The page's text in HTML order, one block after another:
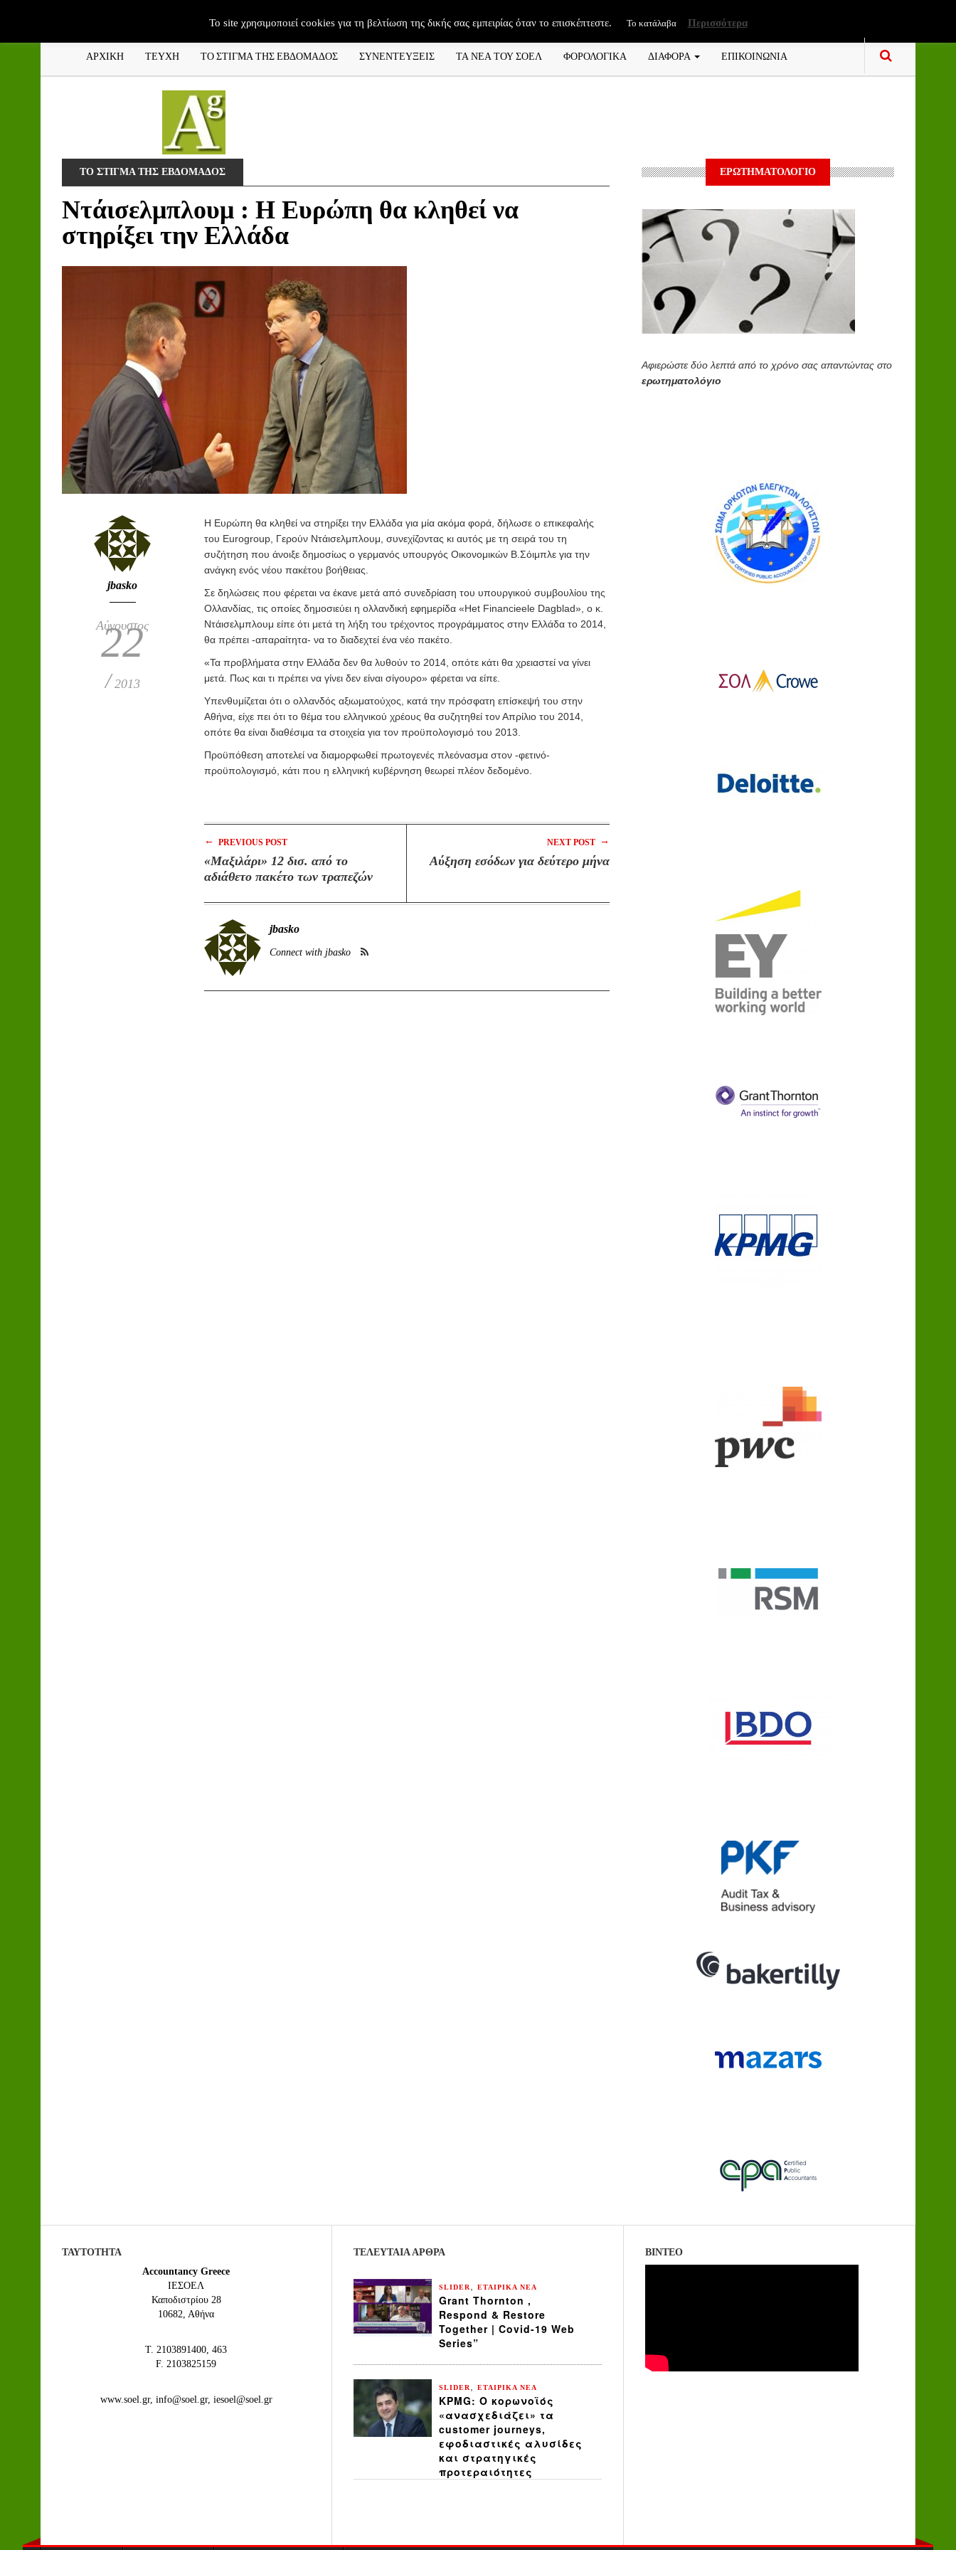
ΑΡΧΙΚΗ ΤΕΥΧΗ ΤΟ ΣΤΙΓΜΑ ΤΗΣ ΕΒΔΟΜΑΔΟΣ ΣΥΝΕΝΤΕΥΞΕΙΣ ΤΑ ΝΕΑ ΤΟΥ ΣΟΕΛ ΦΟΡΟΛΟΓΙΚΑ ΔΙΑΦΟΡΑ ΕΠΙΚΟΙΝΩΝΙΑ
ΤΟ ΣΤΙΓΜΑ ΤΗΣ ΕΒΔΟΜΑΔΟΣ
Ντάισελμπλουμ : Η Ευρώπη θα κληθεί να
στηρίξει την Ελλάδα
jbasko
Αύγουστος
22
/ 2013
Η Ευρώπη θα κληθεί να στηρίξει την Ελλάδα για μία ακόμα φορά, δήλωσε ο επικεφαλής
του Eurogroup, Γερούν Ντάισελμπλουμ, συνεχίζοντας κι αυτός με τη σειρά του τη
συζήτηση που άνοιξε δημοσίως ο γερμανός υπουργός Οικονομικών Β.Σόιμπλε για την
ανάγκη ενός νέου πακέτου βοήθειας.
Σε δηλώσεις που φέρεται να έκανε μετά από συνεδρίαση του υπουργικού συμβουλίου της
Ολλανδίας, τις οποίες δημοσιεύει η ολλανδική εφημερίδα «Het Financieele Dagblad», ο κ.
Ντάισελμπλουμ είπε ότι μετά τη λήξη του τρέχοντος προγράμματος στην Ελλάδα το 2014,
θα πρέπει -απαραίτητα- να το διαδεχτεί ένα νέο πακέτο.
«Τα προβλήματα στην Ελλάδα δεν θα λυθούν το 2014, οπότε κάτι θα χρειαστεί να γίνει
μετά. Πως και τι πρέπει να γίνει δεν είναι σίγουρο» φέρεται να είπε.
Υπενθυμίζεται ότι ο ολλανδός αξιωματούχος, κατά την πρόσφατη επίσκεψή του στην
Αθήνα, είχε πει ότι το θέμα του ελληνικού χρέους θα συζητηθεί τον Απρίλιο του 2014,
οπότε θα είναι διαθέσιμα τα στοιχεία για τον προϋπολογισμό του 2013.
Προϋπόθεση αποτελεί να διαμορφωθεί πρωτογενές πλεόνασμα στον -φετινό-
προϋπολογισμό, κάτι που η ελληνική κυβέρνηση θεωρεί πλέον δεδομένο.
← PREVIOUS POST
«Μαξιλάρι» 12 δισ. από το
αδιάθετο πακέτο των τραπεζών
NEXT POST →
Αύξηση εσόδων για δεύτερο μήνα
jbasko
Connect with jbasko
ΕΡΩΤΗΜΑΤΟΛΟΓΙΟ
Αφιερώστε δύο λεπτά από το χρόνο σας απαντώντας στο
ερωτηματολόγιο
ΤΑΥΤΟΤΗΤΑ
Accountancy Greece
IEΣΟΕΛ
Καποδιστρίου 28
10682, Αθήνα
Τ. 2103891400, 463
F. 2103825159
www.soel.gr, info@soel.gr, iesoel@soel.gr
ΤΕΛΕΥΤΑΙΑ ΆΡΘΡΑ
SLIDER ΕΤΑΙΡΙΚΑ ΝΕΑ
Grant Thornton ,
Respond & Restore
Together | Covid-19 Web
Series”
SLIDER ΕΤΑΙΡΙΚΑ ΝΕΑ
KPMG: Ο κορωνοϊός
«ανασχεδιάζει» τα
customer journeys,
εφοδιαστικές αλυσίδες
και στρατηγικές
προτεραιότητες
ΒΙΝΤΕΟ
To site χρησιμοποιεί cookies για τη βελτίωση της δικής σας εμπειρίας όταν το επισκέπτεστε. Το κατάλαβα Περισσότερα